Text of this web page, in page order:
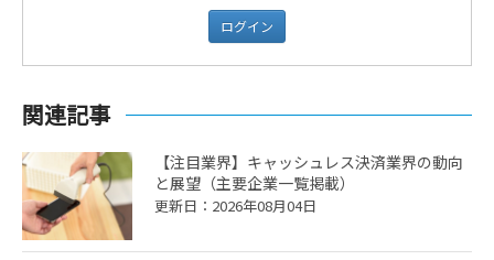
ログイン
関連記事
【注目業界】キャッシュレス決済業界の動向
と展望（主要企業一覧掲載）
更新日：2026年08月04日